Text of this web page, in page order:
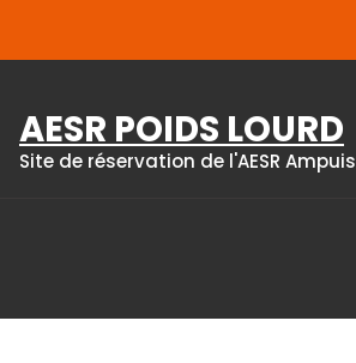
AESR POIDS LOURD
Site de réservation de l'AESR Ampuis